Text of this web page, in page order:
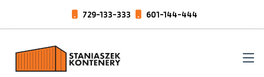
729-133-333 601-144-444